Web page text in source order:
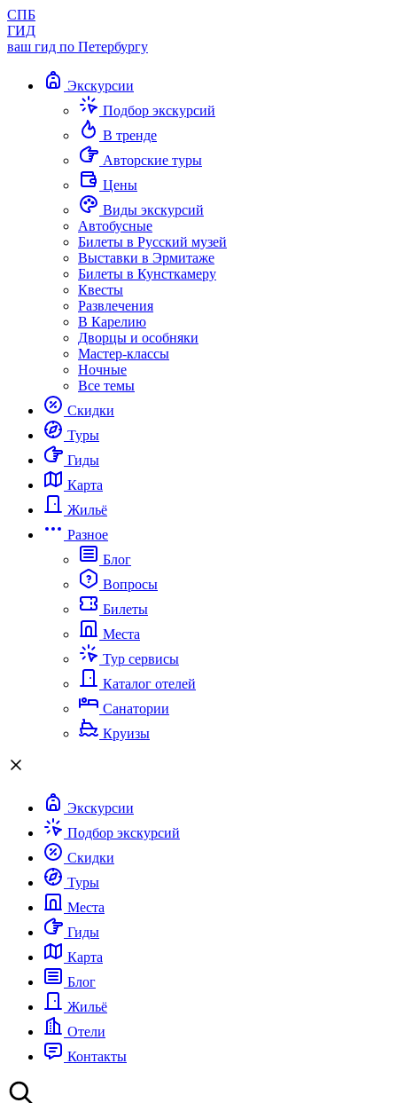
СПБ
ГИД
ваш гид по Петербургу
Экскурсии
Подбор экскурсий
В тренде
Авторские туры
Цены
Виды экскурсий
Автобусные
Билеты в Русский музей
Выставки в Эрмитаже
Билеты в Кунсткамеру
Квесты
Развлечения
В Карелию
Дворцы и особняки
Мастер-классы
Ночные
Все темы
Скидки
Туры
Гиды
Карта
Жильё
Разное
Блог
Вопросы
Билеты
Места
Тур сервисы
Каталог отелей
Санатории
Круизы
Экскурсии
Подбор экскурсий
Скидки
Туры
Места
Гиды
Карта
Блог
Жильё
Отели
Контакты